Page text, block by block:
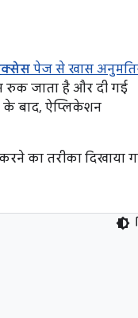
पेज से खास
रुक जाता है और दी गई
बाद, ऐप्लिकेशन
का तरीका दिखाया